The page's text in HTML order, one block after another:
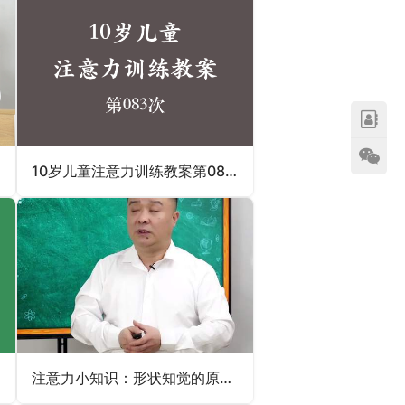
10岁儿童注意力训练教案第083次 共96次
注意力小知识：形状知觉的原始特征